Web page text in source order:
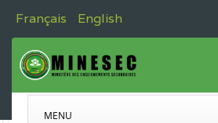
Français English
MENU